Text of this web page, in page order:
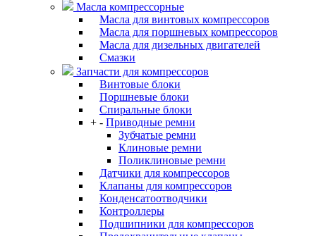
Масла компрессорные
Масла для винтовых компрессоров
Масла для поршневых компрессоров
Масла для дизельных двигателей
Смазки
Запчасти для компрессоров
Винтовые блоки
Поршневые блоки
Спиральные блоки
+ - Приводные ремни
Зубчатые ремни
Клиновые ремни
Поликлиновые ремни
Датчики для компрессоров
Клапаны для компрессоров
Конденсатоотводчики
Контроллеры
Подшипники для компрессоров